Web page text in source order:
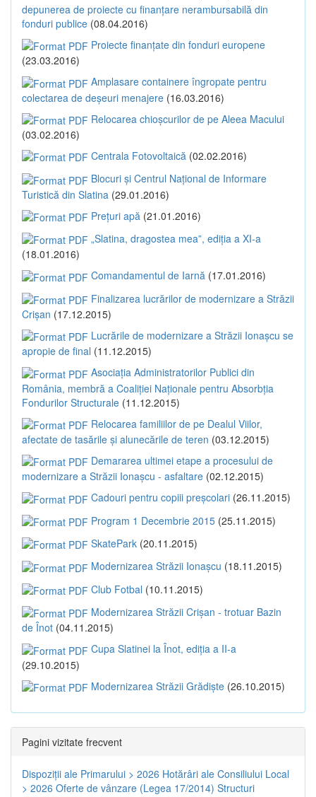
depunerea de proiecte cu finanțare nerambursabilă din
fonduri publice (08.04.2016)
Proiecte finanțate din fonduri europene
(23.03.2016)
Amplasare containere îngropate pentru
colectarea de deșeuri menajere (16.03.2016)
Relocarea chioșcurilor de pe Aleea Macului
(03.02.2016)
Centrala Fotovoltaică (02.02.2016)
Blocuri și Centrul Național de Informare
Turistică din Slatina (29.01.2016)
Prețuri apă (21.01.2016)
„Slatina, dragostea mea”, ediția a XI-a
(18.01.2016)
Comandamentul de Iarnă (17.01.2016)
Finalizarea lucrărilor de modernizare a Străzii
Crișan (17.12.2015)
Lucrările de modernizare a Străzii Ionașcu se
apropie de final (11.12.2015)
Asociația Administratorilor Publici din
România, membră a Coaliției Naționale pentru Absorbția
Fondurilor Structurale (11.12.2015)
Relocarea familiilor de pe Dealul Viilor,
afectate de tasările și alunecările de teren (03.12.2015)
Demararea ultimei etape a procesului de
modernizare a Străzii Ionașcu - asfaltare (02.12.2015)
Cadouri pentru copiii preșcolari (26.11.2015)
Program 1 Decembrie 2015 (25.11.2015)
SkatePark (20.11.2015)
Modernizarea Străzii Ionașcu (18.11.2015)
Club Fotbal (10.11.2015)
Modernizarea Străzii Crișan - trotuar Bazin
de Înot (04.11.2015)
Cupa Slatinei la Înot, ediția a II-a
(29.10.2015)
Modernizarea Străzii Grădiște (26.10.2015)
Pagini vizitate frecvent
Dispoziţii ale Primarului > 2026 Hotărâri ale Consiliului Local
> 2026 Oferte de vânzare (Legea 17/2014) Structuri